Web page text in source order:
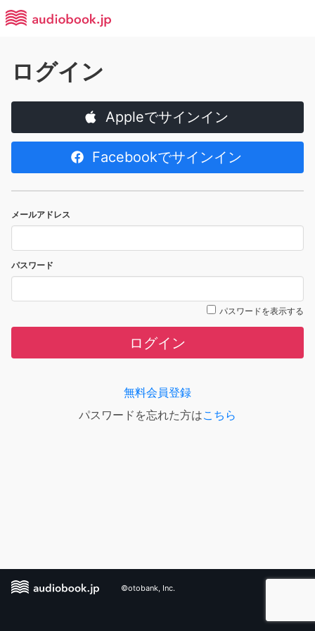
ログイン
Appleでサインイン
Facebookでサインイン
メールアドレス
パスワード
パスワードを表示する
ログイン
無料会員登録
パスワードを忘れた方はこちら
©otobank, Inc.